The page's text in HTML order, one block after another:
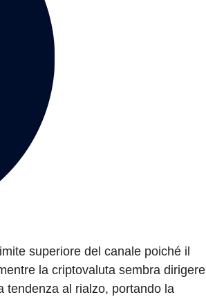
superiore del canale poiché il
la criptovaluta sembra dirigere
tendenza al rialzo, portando la